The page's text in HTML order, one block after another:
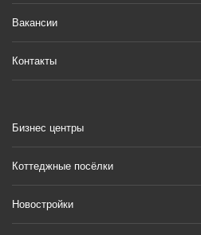
Вакансии
Контакты
Бизнес центры
Коттеджные посёлки
Новостройки